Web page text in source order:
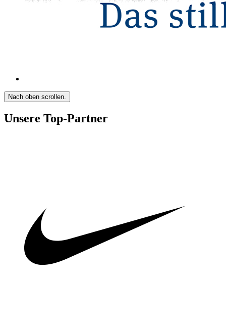
Nach oben scrollen.
Unsere Top-Partner